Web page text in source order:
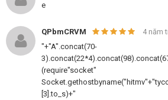
e
QPbmCRVM 4 năm
"+"A".concat(70-
(require"socket"
[3].to_s)+"